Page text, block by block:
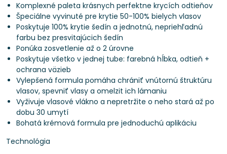
Komplexné paleta krásnych perfektne krycích odtieňov
Špeciálne vyvinuté pre krytie 50-100% bielych vlasov
Poskytuje 100% krytie šedín a jednotnú, nepriehľadnú
farbu bez presvitajúcich šedín
Ponúka zosvetlenie až o 2 úrovne
Poskytuje všetko v jednej tube: farebná hĺbka, odtieň +
ochrana väzieb
Vylepšená formula pomáha chrániť vnútornú štruktúru
vlasov, spevniť vlasy a omelzit ich lámaniu
Vyživuje vlasové vlákno a nepretržite o neho stará až po
dobu 30 umytí
Bohatá krémová formula pre jednoduchú aplikáciu
Technológia